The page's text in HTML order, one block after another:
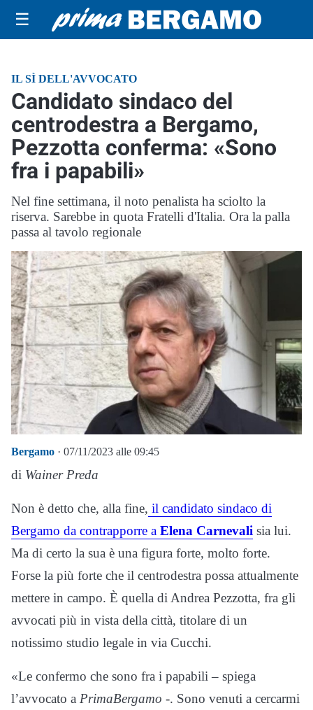
☰
IL SÌ DELL'AVVOCATO
Candidato sindaco del
centrodestra a Bergamo,
Pezzotta conferma: «Sono
fra i papabili»
Nel fine settimana, il noto penalista ha sciolto la
riserva. Sarebbe in quota Fratelli d'Italia. Ora la palla
passa al tavolo regionale
Bergamo · 07/11/2023 alle 09:45
di Wainer Preda
Non è detto che, alla fine, il candidato sindaco di
Bergamo da contrapporre a Elena Carnevali sia lui.
Ma di certo la sua è una figura forte, molto forte.
Forse la più forte che il centrodestra possa attualmente
mettere in campo. È quella di Andrea Pezzotta, fra gli
avvocati più in vista della città, titolare di un
notissimo studio legale in via Cucchi.
«Le confermo che sono fra i papabili – spiega
l’avvocato a PrimaBergamo -. Sono venuti a cercarmi